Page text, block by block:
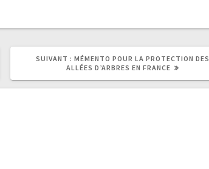
SUIVANT : ARTICLE
SUIVANT
MÉMENTO POUR LA PROTECTION DES
ALLÉES D’ARBRES EN FRANCE